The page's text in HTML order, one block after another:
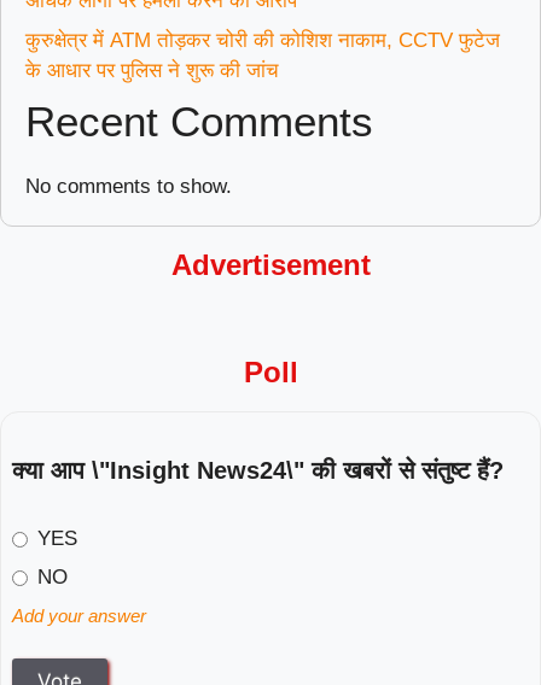
कुरुक्षेत्र में ATM तोड़कर चोरी की कोशिश नाकाम, CCTV फुटेज
के आधार पर पुलिस ने शुरू की जांच
Recent Comments
No comments to show.
Advertisement
Poll
क्या आप \"Insight News24\" की खबरों से संतुष्ट हैं?
YES
NO
Add your answer